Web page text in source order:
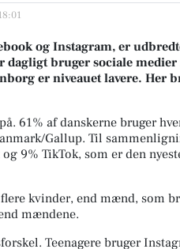
og Instagram, er
dagligt bruger sociale
er niveauet lavere. Her
61% af danskerne bruger
Gallup. Til
9% TikTok, som er den
kvinder, end mænd, som
mændene.
Teenagere bruger